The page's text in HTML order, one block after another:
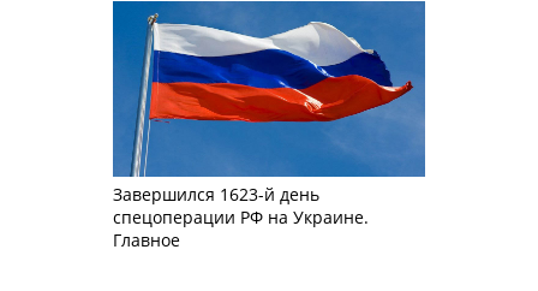
Завершился 1623-й день
спецоперации РФ на Украине.
Главное